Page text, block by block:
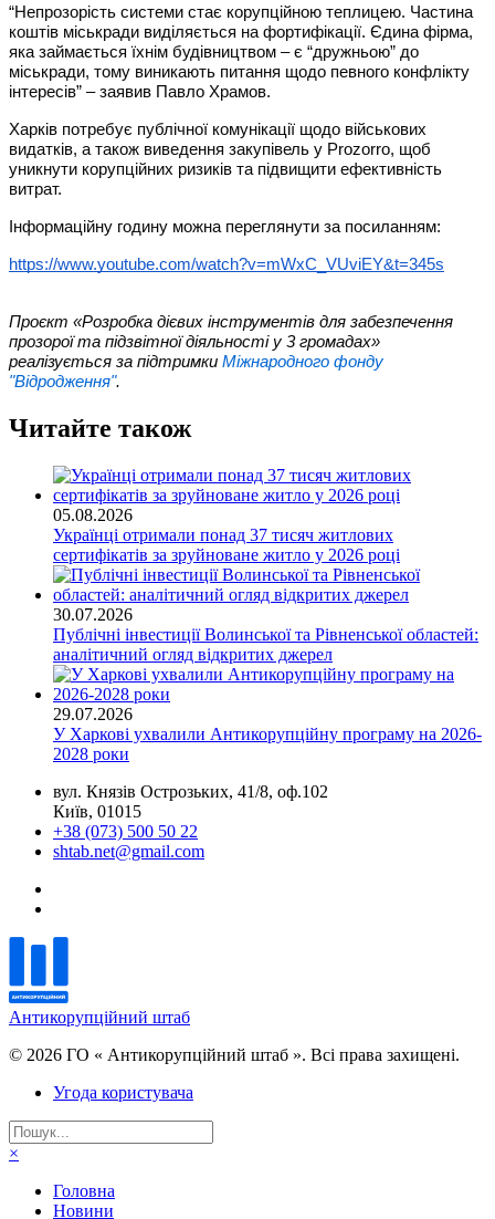
“Непрозорість системи стає корупційною теплицею. Частина
коштів міськради виділяється на фортифікації. Єдина фірма,
яка займається їхнім будівництвом – є “дружньою” до
міськради, тому виникають питання щодо певного конфлікту
інтересів” – заявив Павло Храмов.
Харків потребує публічної комунікації щодо військових
видатків, а також виведення закупівель у Prozorro, щоб
уникнути корупційних ризиків та підвищити ефективність
витрат.
Інформаційну годину можна переглянути за посиланням:
https://www.youtube.com/watch?v=mWxC_VUviEY&t=345s
Проєкт «Розробка дієвих інструментів для забезпечення
прозорої та підзвітної діяльності у 3 громадах»
реалізується за підтримки Міжнародного фонду
"Відродження".
Читайте також
05.08.2026
Українці отримали понад 37 тисяч житлових
сертифікатів за зруйноване житло у 2026 році
30.07.2026
Публічні інвестиції Волинської та Рівненської областей:
аналітичний огляд відкритих джерел
29.07.2026
У Харкові ухвалили Антикорупційну програму на 2026-
2028 роки
вул. Князів Острозьких, 41/8, оф.102
Київ, 01015
+38 (073) 500 50 22
shtab.net@gmail.com
Антикорупційний штаб
© 2026 ГО « Антикорупційний штаб ». Всі права захищені.
Угода користувача
×
Головна
Новини